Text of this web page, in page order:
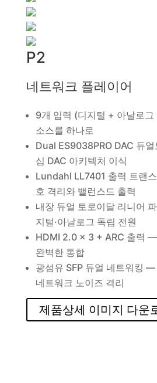
P2
네트워크 플레이어
9개 입력 (디지털 + 아날로
소스를 하나로
Dual ES9038PRO DAC 듀
십 DAC 아키텍처 이식
Lundahl LL7401 출력 트랜
호 격리와 밸런스드 출력
내장 듀얼 토로이달 리니어
지털·아날로그 독립 전원
HDMI 2.0 × 3 + ARC 출력 —
완벽한 통합
광섬유 SFP 듀얼 네트워킹
네트워크 노이즈 격리
제품상세 이미지 다운